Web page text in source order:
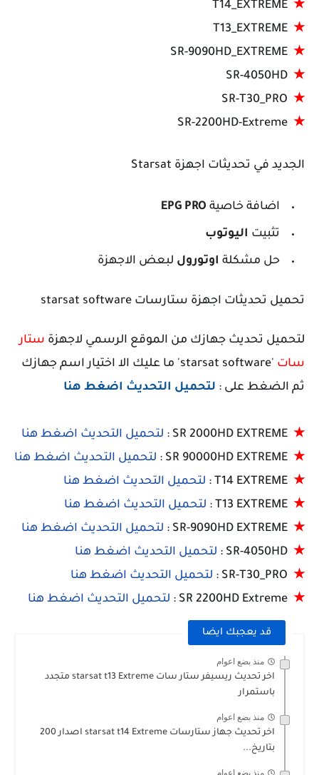
★
T14_EXTREME
★
T13_EXTREME
★
SR-9090HD_EXTREME
★
SR-4050HD
★
SR-T30_PRO
★
SR-2200HD-Extreme
الجديد في تحديثات اجهزة Starsat
اضافة خاصية EPG PRO
تثبيت اليوتوب
حل مشكلة اوتورول لبعض الاجهزة
تحميل تحديثات اجهزة ستارسات starsat software
لتحميل تحديث جهازك من الموقع الرسمي لاجهزة ستار
سات
'starsat software' ما عليك الا اختيار اسم جهازك
ثم الضغط على : لتحميل التحديث اضغط هنا
★
SR 2000HD EXTREME :
لتحميل التحديث اضغط هنا
★
SR 90000HD EXTREME :
لتحميل التحديث اضغط هنا
★
T14 EXTREME :
لتحميل التحديث اضغط هنا
★
T13 EXTREME :
لتحميل التحديث اضغط هنا
★
SR-9090HD EXTREME :
لتحميل التحديث اضغط هنا
★
SR-4050HD :
لتحميل التحديث اضغط هنا
★
SR-T30_PRO :
لتحميل التحديث اضغط هنا
★
SR 2200HD Extreme : لتحميل التحديث اضغط هنا
قد يعجبك ايضا
منذ بضع اعوام
اخر تحديث ريسيفر ستار سات starsat t13 Extreme متجدد
باستمرار
منذ بضع اعوام
اخر تحديث جهاز ستارسات starsat t14 Extreme اصدار 200
بتاريخ...
منذ بضع اعوام